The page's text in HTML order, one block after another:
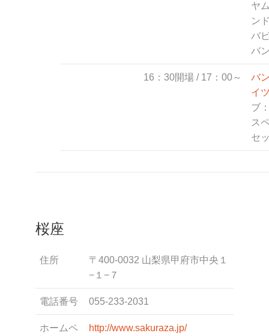
ヤ
ン
バ
バ
16：30開場 / 17：00～
バ
イ
ブ
ス
セ
桜座
住所
〒400-0032 山梨県甲府市中央１
−１−７
電話番号 055-233-2031
ホームペ http://www.sakuraza.jp/